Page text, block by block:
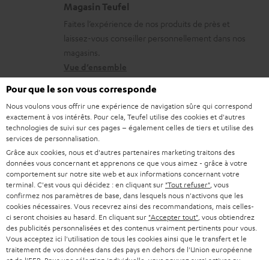
e
a
i
v
e
s
à
l
’
e
x
p
o
n
s
e
a
t
i
v
e
s
à
l
s
c
o
t
a
c
t
Magasin Teufel
Faites l’expérience de nos produits de près et
laissez-vous conseiller personnellement dans nos
magasins.
1Information
En cas d’achat de ce produit seul un casque audio Teufel MOVE 2 gratuit
peut être attribué. Le décompte ou le retour en liquide de la valeur des
Teufel MOVE 2 sont impossibles. Les marchandises B-stock, les éditions
spéciales, les bons d’achat ne sont pas compris dans cette action.
Bons
En tant qu’élément gratuit les écouteurs Teufel MOVE 2 ne peuvent pas
être combinés avec un bon lors de la commande. Les bons ne sont pas
utilisables lorsque les Teufel MOVE 2 gratuits font partie de la commande.
Pour que le son vous corresponde
Nous voulons vous offrir une expérience de navigation sûre qui correspond
exactement à vos intérêts. Pour cela, Teufel utilise des cookies et d'autres
technologies de suivi sur ces pages – également celles de tiers et utilise des
services de personnalisation.
Grâce aux cookies, nous et d'autres partenaires marketing traitons des
données vous concernant et apprenons ce que vous aimez - grâce à votre
comportement sur notre site web et aux informations concernant votre
terminal. C'est vous qui décidez : en cliquant sur "Tout refuser" , vous
confirmez nos paramètres de base, dans lesquels nous n'activons que les
cookies nécessaires. Vous recevrez ainsi des recommandations, mais celles-
ci seront choisies au hasard. En cliquant sur "Accepter tout" , vous obtiendrez
des publicités personnalisées et des contenus vraiment pertinents pour vous.
Vous acceptez ici l'utilisation de tous les cookies ainsi que le transfert et le
traitement de vos données dans des pays en dehors de l'Union européenne